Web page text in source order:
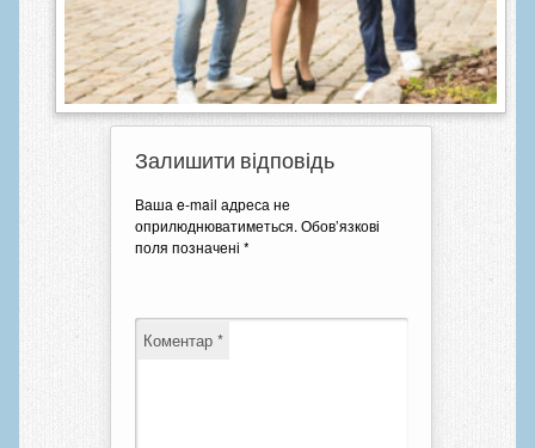
Залишити відповідь
Ваша e-mail адреса не
оприлюднюватиметься. Обов’язкові
поля позначені *
Коментар *